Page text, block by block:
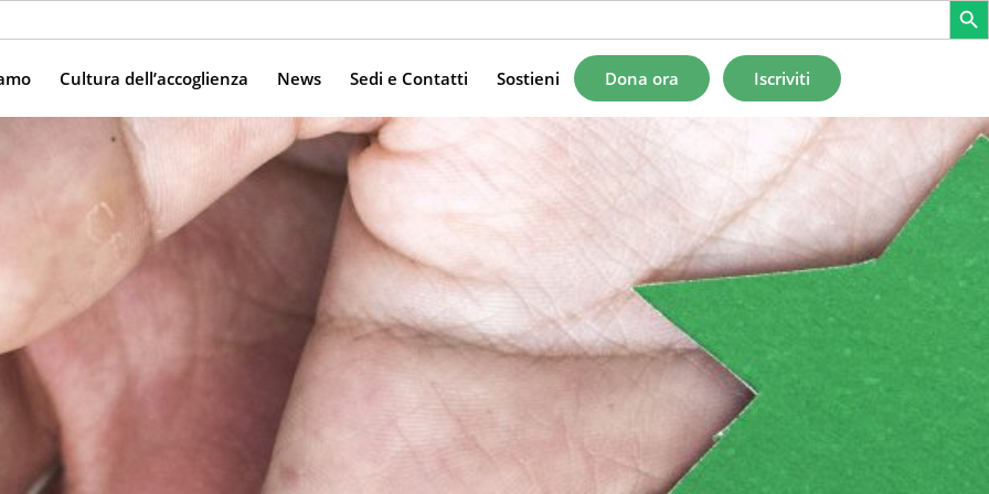
Cultura dell’accoglienza News Sedi e Contatti Sostieni Dona ora Iscriviti